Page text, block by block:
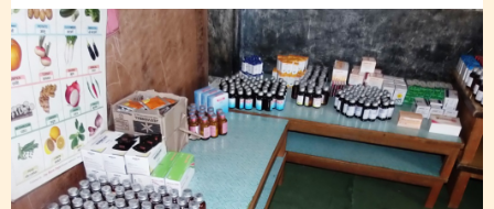
Springe
zum
Inhalt